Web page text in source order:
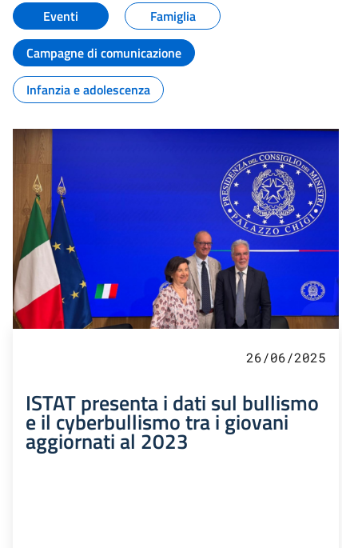
Eventi
Famiglia
Campagne di comunicazione
Infanzia e adolescenza
26/06/2025
ISTAT presenta i dati sul bullismo
e il cyberbullismo tra i giovani
aggiornati al 2023